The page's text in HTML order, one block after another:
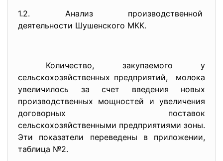
1.2. Анализ производственной
деятельности Шушенского МКК.
Количество, закупаемого у
сельскохозяйственных предприятий, молока
увеличилось за счет введения новых
производственных мощностей и увеличения
договорных поставок
сельскохозяйственными предприятиями зоны.
Эти показатели переведены в приложении,
таблица №2.